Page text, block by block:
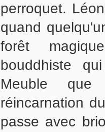
perroquet.
quand
forêt
bouddhiste
Meuble
réincarnation
passe avec